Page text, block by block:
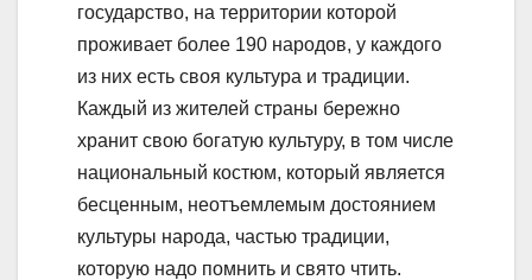
государство, на территории которой
проживает более 190 народов, у каждого
из них есть своя культура и традиции.
Каждый из жителей страны бережно
хранит свою богатую культуру, в том числе
национальный костюм, который является
бесценным, неотъемлемым достоянием
культуры народа, частью традиции,
которую надо помнить и свято чтить.